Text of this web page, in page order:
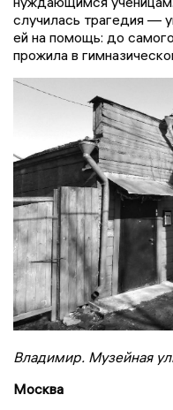
случилась трагедия —
ей на помощь: до
прожила в
Владимир. Музейная
Москва